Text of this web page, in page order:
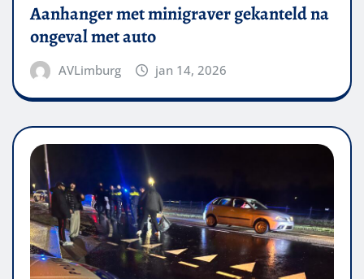
Aanhanger met minigraver gekanteld na
ongeval met auto
AVLimburg jan 14, 2026